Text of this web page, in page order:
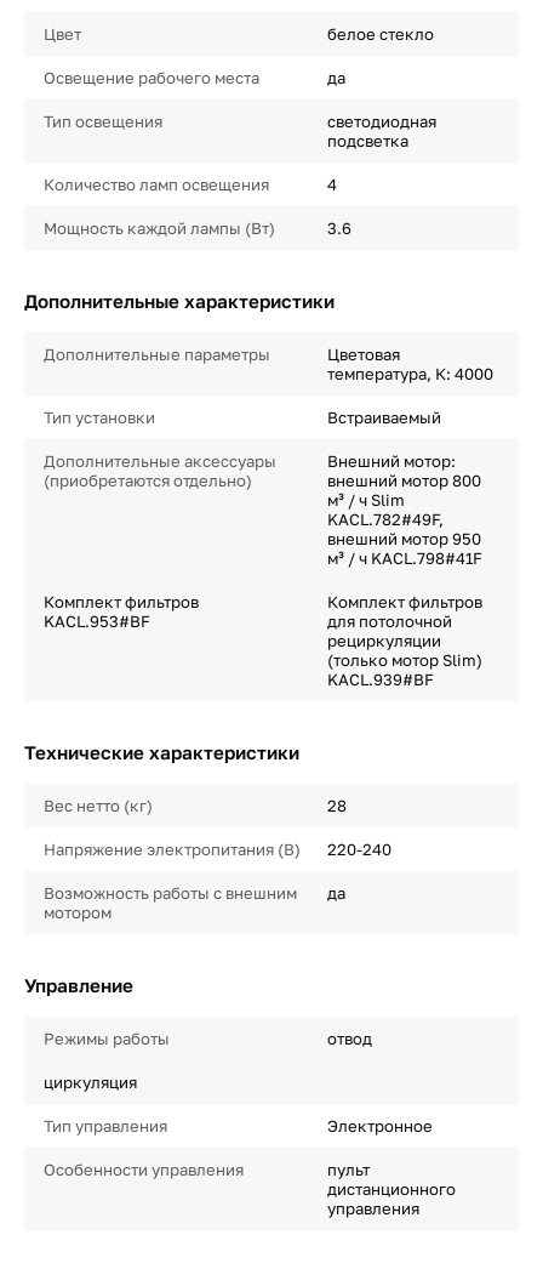
Цвет белое стекло
Освещение рабочего места да
Тип освещения
светодиодная
подсветка
Количество ламп освещения 4
Мощность каждой лампы (Вт) 3.6
Дополнительные характеристики
Дополнительные параметры
Цветовая
температура, К: 4000
Тип установки Встраиваемый
Дополнительные аксессуары
(приобретаются отдельно)
Внешний мотор:
внешний мотор 800
м³ / ч Slim
KACL.782#49F,
внешний мотор 950
м³ / ч KACL.798#41F
Комплект фильтров
KACL.953#BF
Комплект фильтров
для потолочной
рециркуляции
(только мотор Slim)
KACL.939#BF
Технические характеристики
Вес нетто (кг) 28
Напряжение электропитания (В) 220-240
Возможность работы с внешним
мотором
да
Управление
Режимы работы отвод
циркуляция
Тип управления Электронное
Особенности управления
пульт
дистанционного
управления